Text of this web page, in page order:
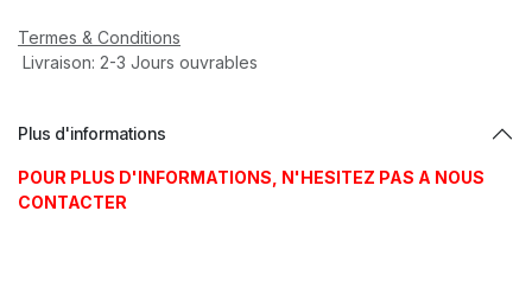
Termes & Conditions
Livraison: 2-3 Jours ouvrables
Plus d'informations
POUR PLUS D'INFORMATIONS, N'HESITEZ PAS A NOUS
CONTACTER